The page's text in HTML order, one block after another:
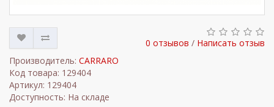
0 отзывов / Написать отзыв
Производитель: CARRARO
Код товара: 129404
Артикул: 129404
Доступность: На складе